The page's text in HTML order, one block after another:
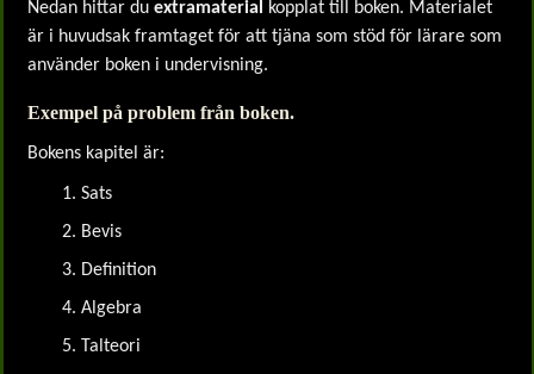
Nedan hittar du extramaterial kopplat till boken. Materialet
är i huvudsak framtaget för att tjäna som stöd för lärare som
använder boken i undervisning.
Exempel på problem från boken.
Bokens kapitel är:
Sats
Bevis
Definition
Algebra
Talteori